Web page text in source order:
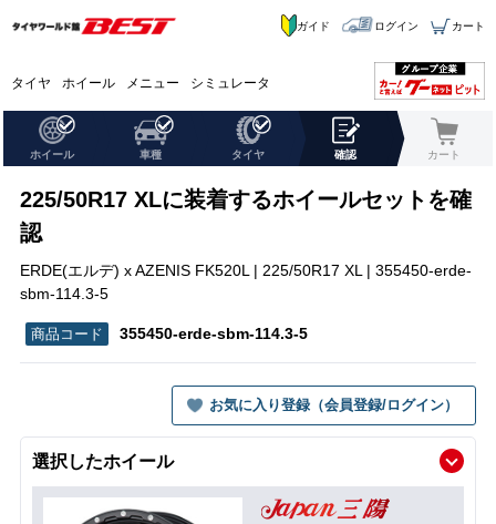
タイヤ ホイール メニュー シミュレータ
ガイド ログイン カート
ホイール 車種 タイヤ 確認 カート
225/50R17 XLに装着するホイールセットを確
認
ERDE(エルデ) x AZENIS FK520L | 225/50R17 XL | 355450-erde-
sbm-114.3-5
355450-erde-sbm-114.3-5
お気に入り登録（会員登録/ログイン）
選択したホイール